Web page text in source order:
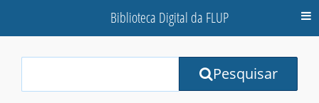
Biblioteca Digital da FLUP
Terms:
Pesquisar